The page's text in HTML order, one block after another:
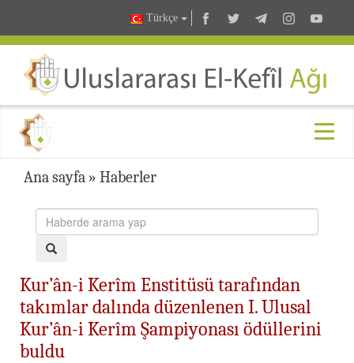
Türkçe
Ana sayfa » Haberler
Kur’ân-i Kerîm Enstitüsü tarafından
takımlar dalında düzenlenen I. Ulusal
Kur’ân-i Kerîm Şampiyonası ödüllerini
buldu